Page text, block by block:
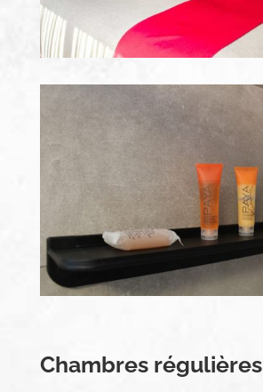
Chambres régulières